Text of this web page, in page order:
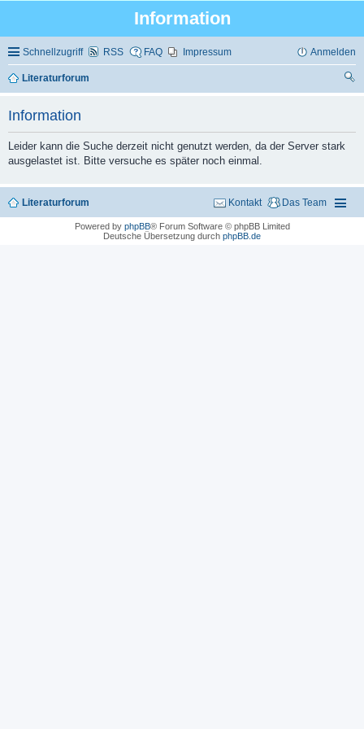
Information
Schnellzugriff RSS FAQ Impressum Anmelden
Literaturforum
Information
Leider kann die Suche derzeit nicht genutzt werden, da der Server stark
ausgelastet ist. Bitte versuche es später noch einmal.
Literaturforum Das Team
Kontakt
Powered by phpBB® Forum Software © phpBB Limited
Deutsche Übersetzung durch phpBB.de